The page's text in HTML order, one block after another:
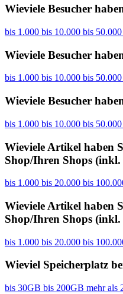
Wieviele Besucher
bis 1.000 bis 10.000 bis 50.000
Wieviele Besucher
bis 1.000 bis 10.000 bis 50.000
Wieviele Besucher
bis 1.000 bis 10.000 bis 50.000
Wieviele Artikel haben
Shop/Ihren Shops
bis 1.000 bis 20.000 bis
Wieviele Artikel haben
Shop/Ihren Shops
bis 1.000 bis 20.000 bis
Wieviel Speicherplatz
bis 30GB bis 200GB mehr als